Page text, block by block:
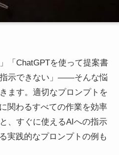
「ChatGPTを使って提案書
指示できない」――そんな悩
ます。適切なプロンプトを
関わるすべての作業を効率
、すぐに使えるAIへの指示
実践的なプロンプトの例も